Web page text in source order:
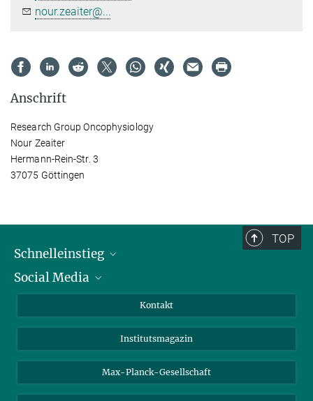
nour.zeaiter@...
Anschrift
Research Group Oncophysiology
Nour Zeaiter
Hermann-Rein-Str. 3
37075 Göttingen
TOP
Schnelleinstieg
Alumni
Schulen
Social Media
Facebook
YouTube
Kontakt
Institutsmagazin
Max-Planck-Gesellschaft